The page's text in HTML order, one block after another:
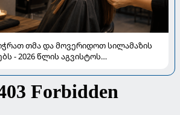
თმა და მოვერიდოთ სილამაზის
- 2026 წლის აგვისტოს